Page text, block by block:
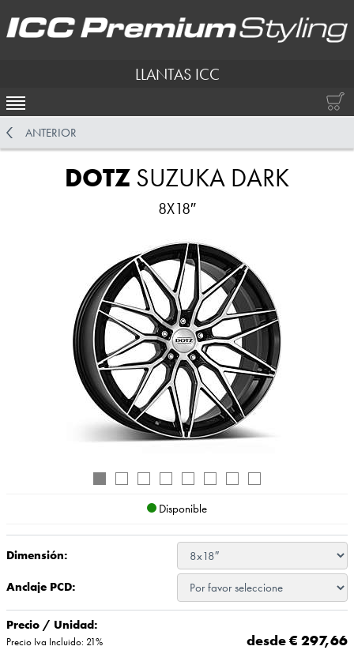
LLANTAS ICC
ACTIVAR NAVEGACIÓN
ANTERIOR
DOTZSUZUKA DARK
8X18″
Disponible
Dimensión:
Anclaje PCD:
Precio / Unidad:
Precio Iva Incluido: 21% desde €297,66